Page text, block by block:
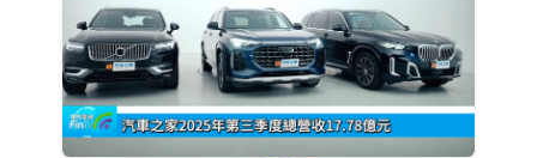
港股通标的证券名单
和光智成完成天使轮数千万融资
10年期港元特区政府机构债券将于
2026年8月12日透过重开进行投标
5年期港元特区政府机构债券将于